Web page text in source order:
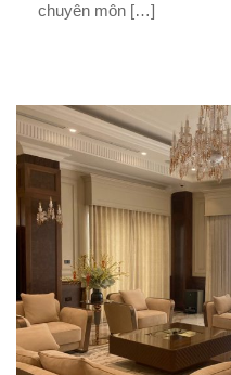
chuyên môn […]